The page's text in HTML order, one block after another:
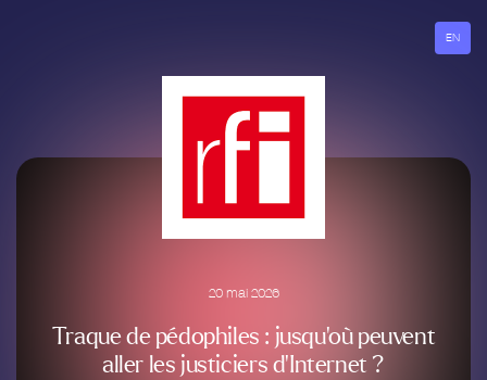
EN
20 mai 2026
Traque de pédophiles : jusqu’où peuvent
aller les justiciers d’Internet ?